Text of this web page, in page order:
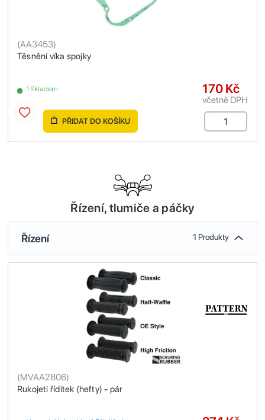
Těsnění víka spojky
(AA3453)
1 Skladem 170 Kč
včetně DPH
PŘIDAT DO KOŠÍKU
Řízení, tlumiče a páčky
Řízení 1 Produkty
Rukojeti řídítek (hefty) - pár
(MVAA2806)